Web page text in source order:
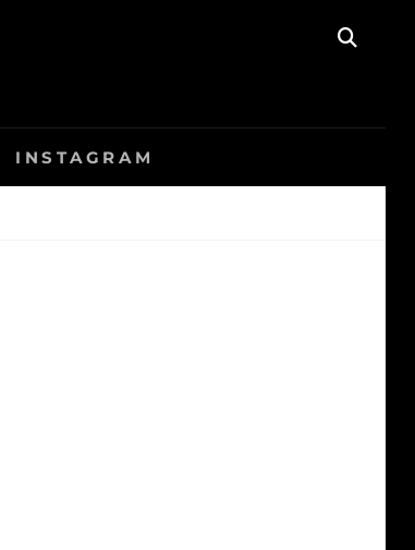
INSTAGRAM